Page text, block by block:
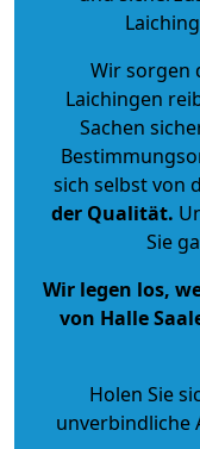
Wir sorgen
Laichingen
Sachen
sich selbst von
der Qualität.
Sie
Wir legen los,
von Halle
Holen Sie
unverbindliche